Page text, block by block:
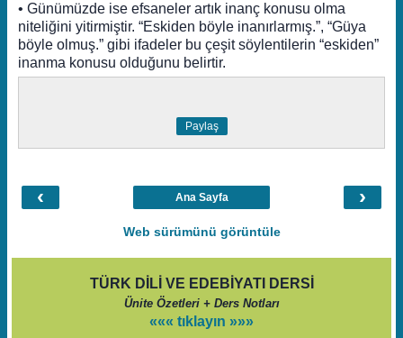
• Günümüzde ise efsaneler artık inanç konusu olma
niteliğini yitirmiştir. “Eskiden böyle inanırlarmış.”, “Güya
böyle olmuş.” gibi ifadeler bu çeşit söylentilerin “eskiden”
inanma konusu olduğunu belirtir.
Paylaş
‹ ›
Ana Sayfa
Web sürümünü görüntüle
TÜRK DİLİ VE EDEBİYATI DERSİ
Ünite Özetleri + Ders Notları
««« tıklayın »»»